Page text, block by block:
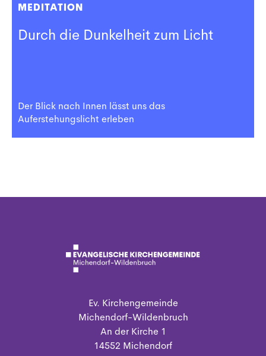
MEDITATION
Durch die Dunkelheit zum Licht
Der Blick nach Innen lässt uns das
Auferstehungslicht erleben
Ev. Kirchengemeinde
Michendorf-Wildenbruch
An der Kirche 1
14552 Michendorf